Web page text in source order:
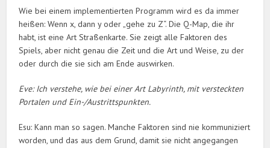
Wie bei einem implementierten Programm wird es da immer
heißen: Wenn x, dann y oder „gehe zu Z“. Die Q-Map, die ihr
habt, ist eine Art Straßenkarte. Sie zeigt alle Faktoren des
Spiels, aber nicht genau die Zeit und die Art und Weise, zu der
oder durch die sie sich am Ende auswirken.
Eve: Ich verstehe, wie bei einer Art Labyrinth, mit versteckten
Portalen und Ein-/Austrittspunkten.
Esu: Kann man so sagen. Manche Faktoren sind nie kommuniziert
worden, und das aus dem Grund, damit sie nicht angegangen